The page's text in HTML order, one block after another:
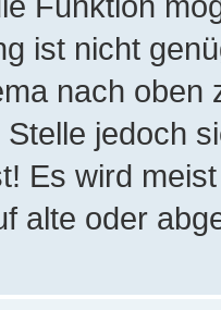
ist nicht
nach oben
jedoch
Es wird
alte oder